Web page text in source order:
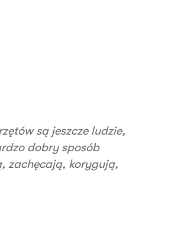
są jeszcze ludzie,
dobry sposób
zachęcają, korygują,